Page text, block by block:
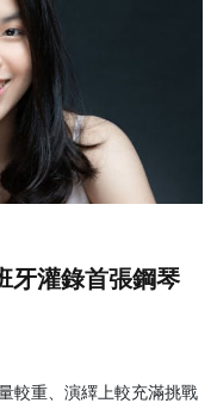
牙灌錄首張鋼琴
較重、演繹上較充滿挑戰